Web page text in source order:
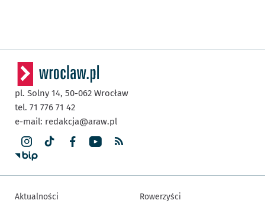
pl. Solny 14, 50-062 Wrocław
tel. 71 776 71 42
e-mail: redakcja@araw.pl
Aktualności Rowerzyści